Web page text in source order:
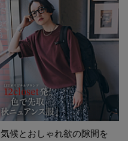
気候とおしゃれ欲の隙間を